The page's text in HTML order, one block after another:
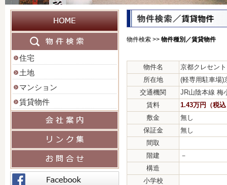
物件検索 >> 物件種別／賃貸物件
物件名
京都クレセン
所在地
(軽専用駐車場)
交通機関
JR山陰本線 梅
賃料
1.43万円（税
敷金
無し
保証金
無し
間取
階建
－
構造
小学校
住宅
土地
マンション
賃貸物件